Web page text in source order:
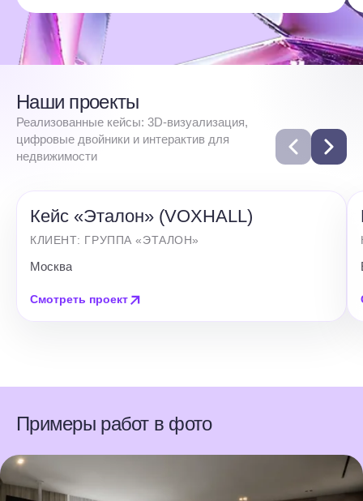
Наши проекты
Реализованные кейсы: 3D-визуализация,
цифровые двойники и интерактив для
недвижимости
Кейс «Эталон» (VOXHALL)
КЛИЕНТ: ГРУППА «ЭТАЛОН»
Москва
Смотреть проект
Примеры работ в фото